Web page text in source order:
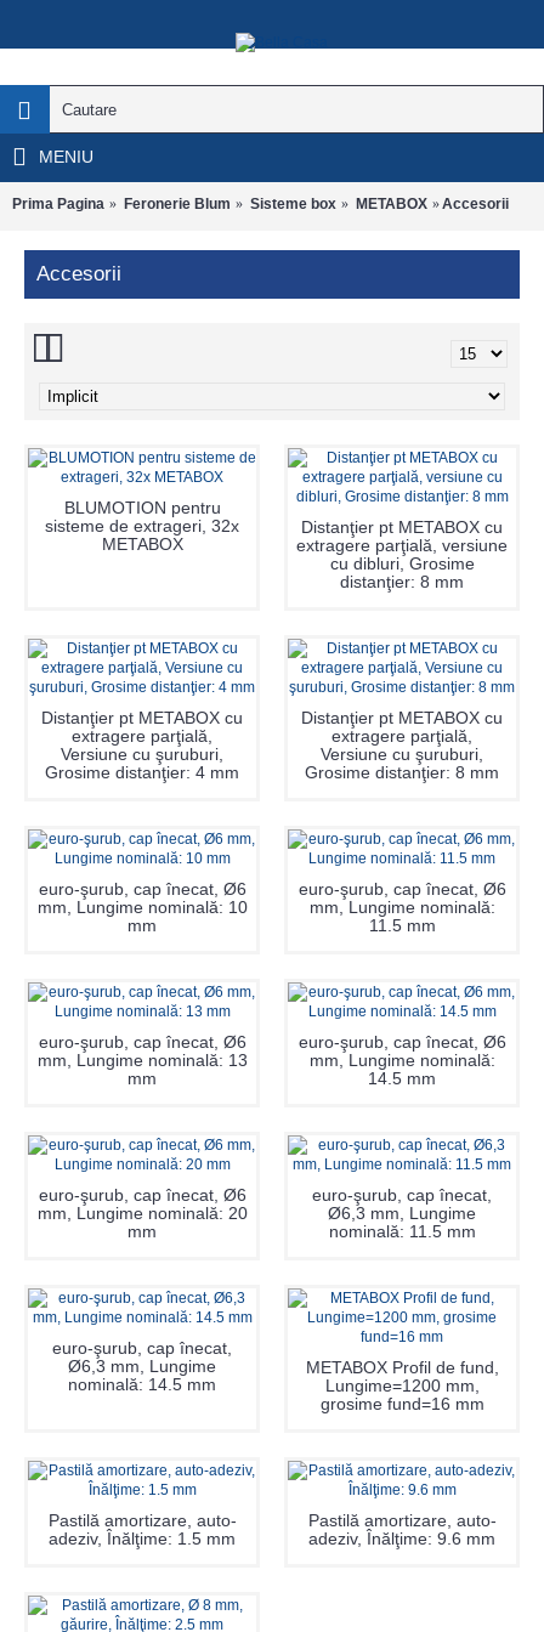
MENIU
Prima Pagina Feronerie Blum Sisteme box METABOX Accesorii
Accesorii
BLUMOTION pentru
sisteme de extrageri, 32x
METABOX
Distanţier pt METABOX cu
extragere parţială, versiune
cu dibluri, Grosime
distanţier: 8 mm
Distanţier pt METABOX cu
extragere parţială,
Versiune cu şuruburi,
Grosime distanţier: 4 mm
Distanţier pt METABOX cu
extragere parţială,
Versiune cu şuruburi,
Grosime distanţier: 8 mm
euro-şurub, cap înecat, Ø6
mm, Lungime nominală: 10
mm
euro-şurub, cap înecat, Ø6
mm, Lungime nominală:
11.5 mm
euro-şurub, cap înecat, Ø6
mm, Lungime nominală: 13
mm
euro-şurub, cap înecat, Ø6
mm, Lungime nominală:
14.5 mm
euro-şurub, cap înecat, Ø6
mm, Lungime nominală: 20
mm
euro-şurub, cap înecat,
Ø6,3 mm, Lungime
nominală: 11.5 mm
euro-şurub, cap înecat,
Ø6,3 mm, Lungime
nominală: 14.5 mm
METABOX Profil de fund,
Lungime=1200 mm,
grosime fund=16 mm
Pastilă amortizare, auto-
adeziv, Înălţime: 1.5 mm
Pastilă amortizare, auto-
adeziv, Înălţime: 9.6 mm